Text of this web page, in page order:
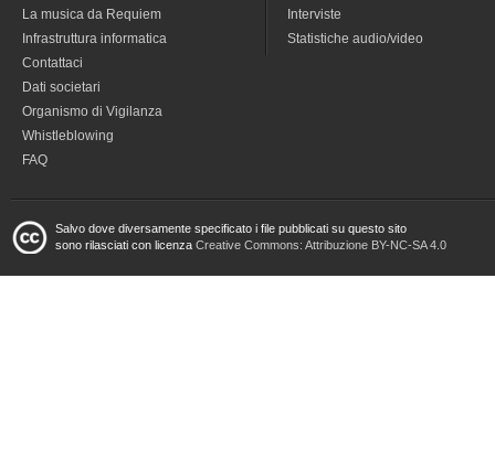
La musica da Requiem
Infrastruttura informatica
Contattaci
Dati societari
Organismo di Vigilanza
Whistleblowing
FAQ
Interviste
Statistiche audio/video
Salvo dove diversamente specificato i file pubblicati su questo sito
sono rilasciati con licenza Creative Commons: Attribuzione BY-NC-SA 4.0